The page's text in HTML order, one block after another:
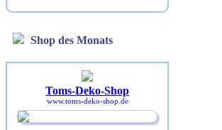
Shop des Monats
Toms-Deko-Shop
www.toms-deko-shop.de